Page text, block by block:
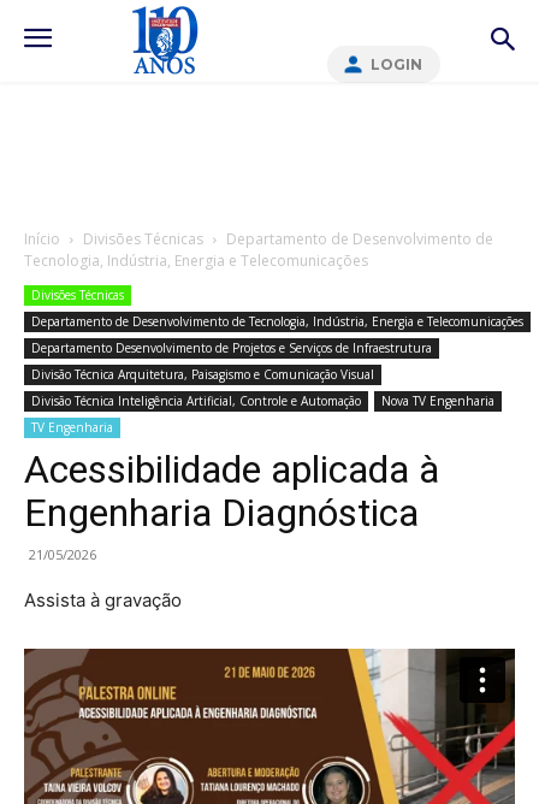
LOGIN
Início Divisões Técnicas
Departamento de Desenvolvimento de
Tecnologia, Indústria, Energia e Telecomunicações
Divisões Técnicas
Departamento de Desenvolvimento de Tecnologia, Indústria, Energia e Telecomunicações
Departamento Desenvolvimento de Projetos e Serviços de Infraestrutura
Divisão Técnica Arquitetura, Paisagismo e Comunicação Visual
Divisão Técnica Inteligência Artificial, Controle e Automação
Nova TV Engenharia
TV Engenharia
Acessibilidade aplicada à
Engenharia Diagnóstica
21/05/2026
Assista à gravação